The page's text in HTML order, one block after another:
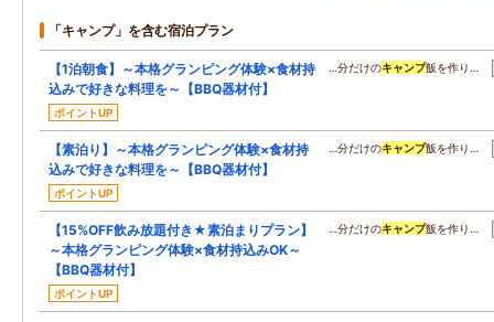
「キャンプ」を含む宿泊プラン
【1泊朝食】～本格グランピング体験×食材持
込みで好きな料理を～【BBQ器材付】
ポイントUP
…分だけのキャンプ飯を作り…
【素泊り】～本格グランピング体験×食材持
込みで好きな料理を～【BBQ器材付】
ポイントUP
…分だけのキャンプ飯を作り…
【15%OFF飲み放題付き★素泊まりプラン】
～本格グランピング体験×食材持込みOK～
【BBQ器材付】
ポイントUP
…分だけのキャンプ飯を作り…